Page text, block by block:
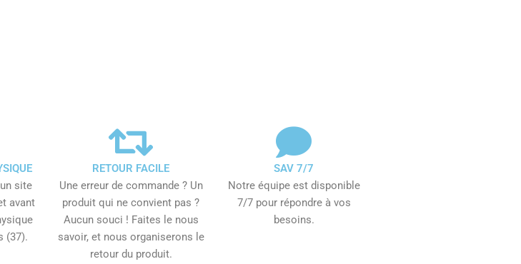
site
avant
(37).
RETOUR FACILE
Une erreur de commande ? Un
produit qui ne convient pas ?
Aucun souci ! Faites le nous
savoir, et nous organiserons le
retour du produit.
SAV 7/7
Notre équipe est disponible
7/7 pour répondre à vos
besoins.